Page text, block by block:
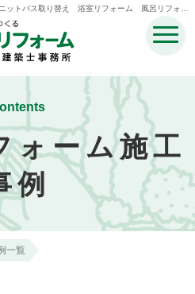
トバス取り替え 浴室リフォーム 風呂リフォー
町のリフォームのことなら宝優工務店アスマイルリ
ォーム施工
例
一覧